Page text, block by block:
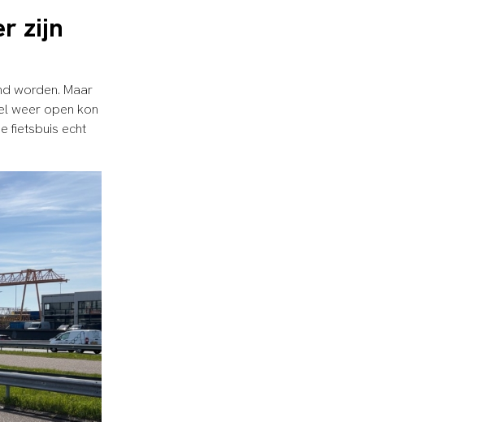
zijn
worden. Maar
weer open kon
fietsbuis echt